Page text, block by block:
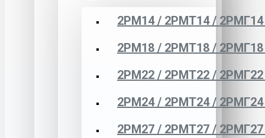
2РМ14 / 2РМТ14 /
2РМ18 / 2РМТ18 /
2РМ22 / 2РМТ22 /
2РМ24 / 2РМТ24 /
2РМ27 / 2РМТ27 /